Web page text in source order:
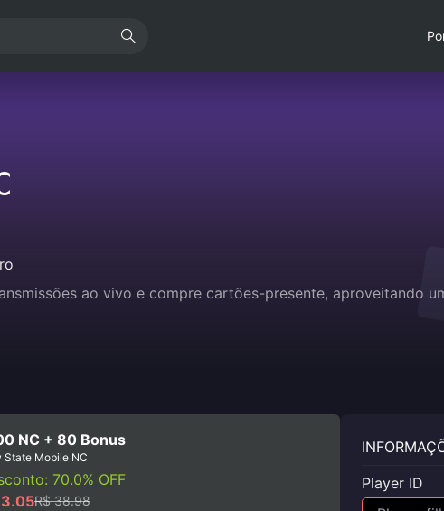
ao vivo e compre cartões-presente, aproveitando
NC + 80 Bonus
State Mobile NC
70.0% OFF
3.05R$ 38.98
Player ID